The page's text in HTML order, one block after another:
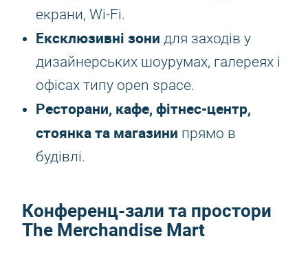
екрани, Wi-Fi.
Ексклюзивні зони для заходів у
дизайнерських шоурумах, галереях і
офісах типу open space.
Ресторани, кафе, фітнес-центр,
стоянка та магазини прямо в
будівлі.
Конференц-зали та простори
The Merchandise Mart